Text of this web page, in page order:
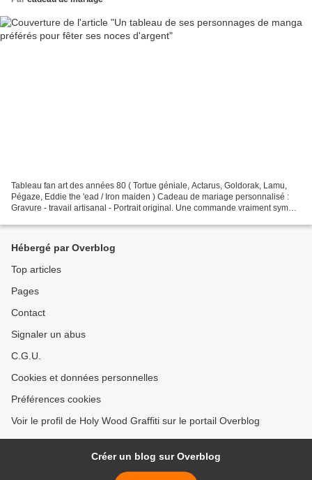
Tableau fan art des années 80 ( Tortue géniale, Actarus, Goldorak, Lamu,
Pégaze, Eddie the 'ead / Iron maiden ) Cadeau de mariage personnalisé :
Gravure - travail artisanal - Portrait original. Une commande vraiment sympa
Hébergé par Overblog
Top articles
Pages
Contact
Signaler un abus
C.G.U.
Cookies et données personnelles
Préférences cookies
Voir le profil de Holy Wood Graffiti sur le portail Overblog
Créer un blog sur Overblog